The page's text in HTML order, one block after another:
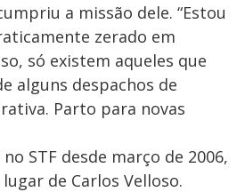
a missão dele. “Estou
zerado em
só existem aqueles que
alguns despachos de
Parto para novas
STF desde março de 2006,
de Carlos Velloso.